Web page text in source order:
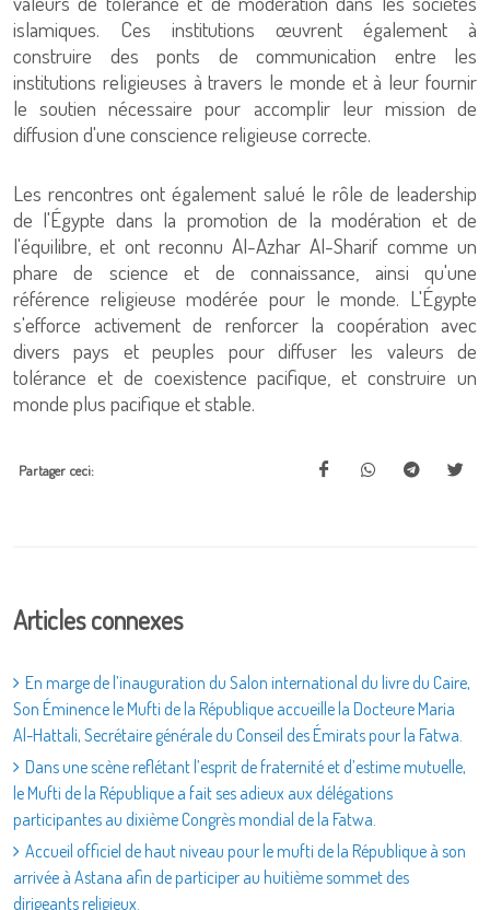
islamiques. Ces institutions œuvrent également à
construire des ponts de communication entre les
institutions religieuses à travers le monde et à leur fournir
le soutien nécessaire pour accomplir leur mission de
diffusion d'une conscience religieuse correcte.
Les rencontres ont également salué le rôle de leadership
de l'Égypte dans la promotion de la modération et de
l'équilibre, et ont reconnu Al-Azhar Al-Sharif comme un
phare de science et de connaissance, ainsi qu'une
référence religieuse modérée pour le monde. L'Égypte
s'efforce activement de renforcer la coopération avec
divers pays et peuples pour diffuser les valeurs de
tolérance et de coexistence pacifique, et construire un
monde plus pacifique et stable.
Partager ceci:
Articles connexes
En marge de l’inauguration du Salon international du livre du Caire,
Son Éminence le Mufti de la République accueille la Docteure Maria
Al-Hattali, Secrétaire générale du Conseil des Émirats pour la Fatwa.
Dans une scène reflétant l’esprit de fraternité et d’estime mutuelle,
le Mufti de la République a fait ses adieux aux délégations
participantes au dixième Congrès mondial de la Fatwa.
Accueil officiel de haut niveau pour le mufti de la République à son
arrivée à Astana afin de participer au huitième sommet des
dirigeants religieux.